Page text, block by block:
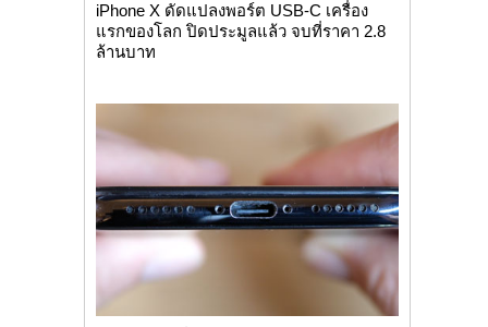
iPhone X ดัดแปลงพอร์ต USB-C เครื่อง
แรกของโลก ปิดประมูลแล้ว จบที่ราคา 2.8
ล้านบาท